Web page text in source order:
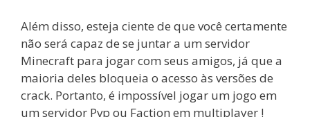
Além disso, esteja ciente de que você certamente
não será capaz de se juntar a um servidor
Minecraft para jogar com seus amigos, já que a
maioria deles bloqueia o acesso às versões de
crack. Portanto, é impossível jogar um jogo em
um servidor Pvp ou Faction em multiplayer !